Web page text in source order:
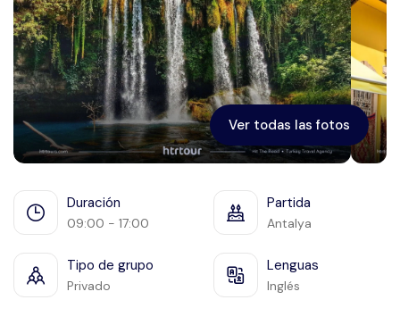
Ver todas las fotos
Duración
09:00 - 17:00
Partida
Antalya
Tipo de grupo
Privado
Lenguas
Inglés